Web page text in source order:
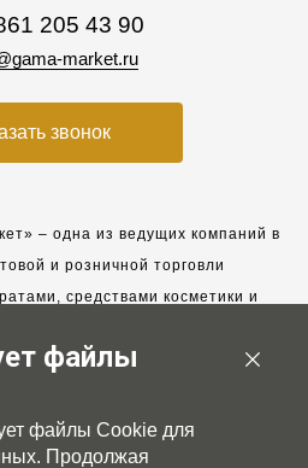
205 43 90
market.ru
звонок
– одна из ведущих компаний в
и розничной торговли
средствами косметики и
Мы приглашаем к сотрудничеству
на взаимовыгодные,
отношения.
файлы
файлы Cookie для
Продолжая